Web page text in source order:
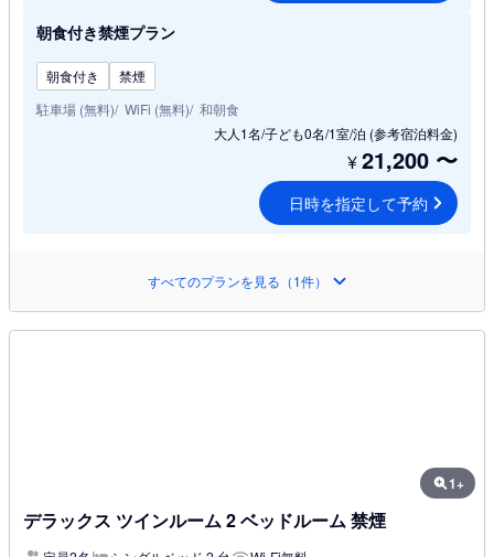
朝食付き禁煙プラン
朝食付き
禁煙
駐車場 (無料) WiFi (無料) 和朝食
大人1名/子ども0名/1室/泊 (参考宿泊料金)
¥21,200 〜
日時を指定して予約
すべてのプランを見る（1件）
1+
デラックス ツインルーム 2 ベッドルーム 禁煙